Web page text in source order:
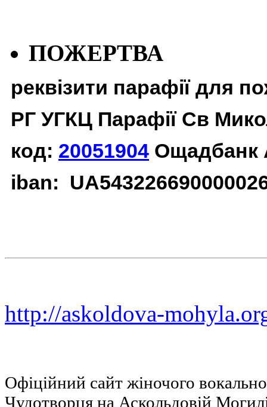
ПОЖЕРТВА
реквізити парафії для
РГ УГКЦ Парафії Св
код: 20051904 Ощадбанк
iban:
http://askoldova-
Офіційний сайт жіночого
Чудотворця на Аскольдовій